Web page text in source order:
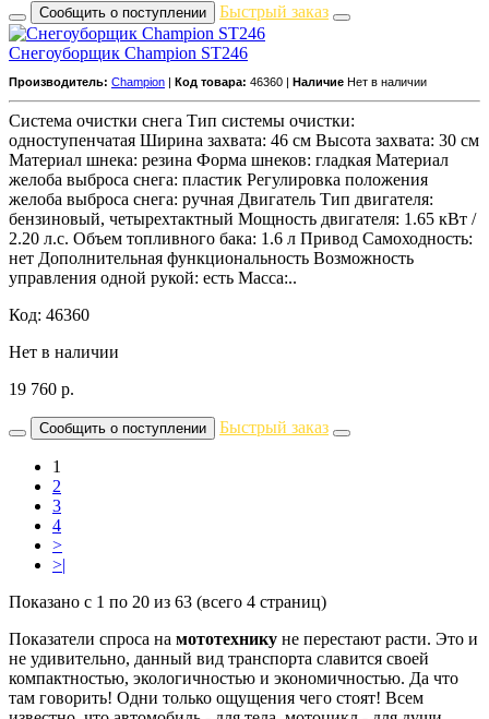
Сообщить о поступлении Быстрый заказ
Снегоуборщик Champion ST246
Производитель: Champion | Код товара: 46360 | Наличие Нет в наличии
Система очистки снега Тип системы очистки:
одноступенчатая Ширина захвата: 46 см Высота захвата: 30 см
Материал шнека: резина Форма шнеков: гладкая Материал
желоба выброса снега: пластик Регулировка положения
желоба выброса снега: ручная Двигатель Тип двигателя:
бензиновый, четырехтактный Мощность двигателя: 1.65 кВт /
2.20 л.с. Объем топливного бака: 1.6 л Привод Самоходность:
нет Дополнительная функциональность Возможность
управления одной рукой: есть Масса:..
Код: 46360
Нет в наличии
19 760 р.
Сообщить о поступлении Быстрый заказ
1
2
3
4
>
>|
Показано с 1 по 20 из 63 (всего 4 страниц)
Показатели спроса на мототехнику не перестают расти. Это и
не удивительно, данный вид транспорта славится своей
компактностью, экологичностью и экономичностью. Да что
там говорить! Одни только ощущения чего стоят! Всем